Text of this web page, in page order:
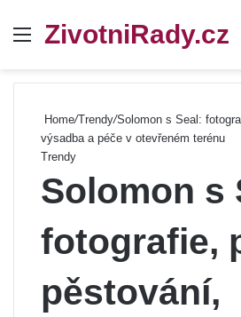
Menu
ZivotniRady.cz
Home/Trendy/Solomon s Seal:
výsadba a péče v otevřeném terénu
Trendy
Solomon s
fotografie,
pěstování,